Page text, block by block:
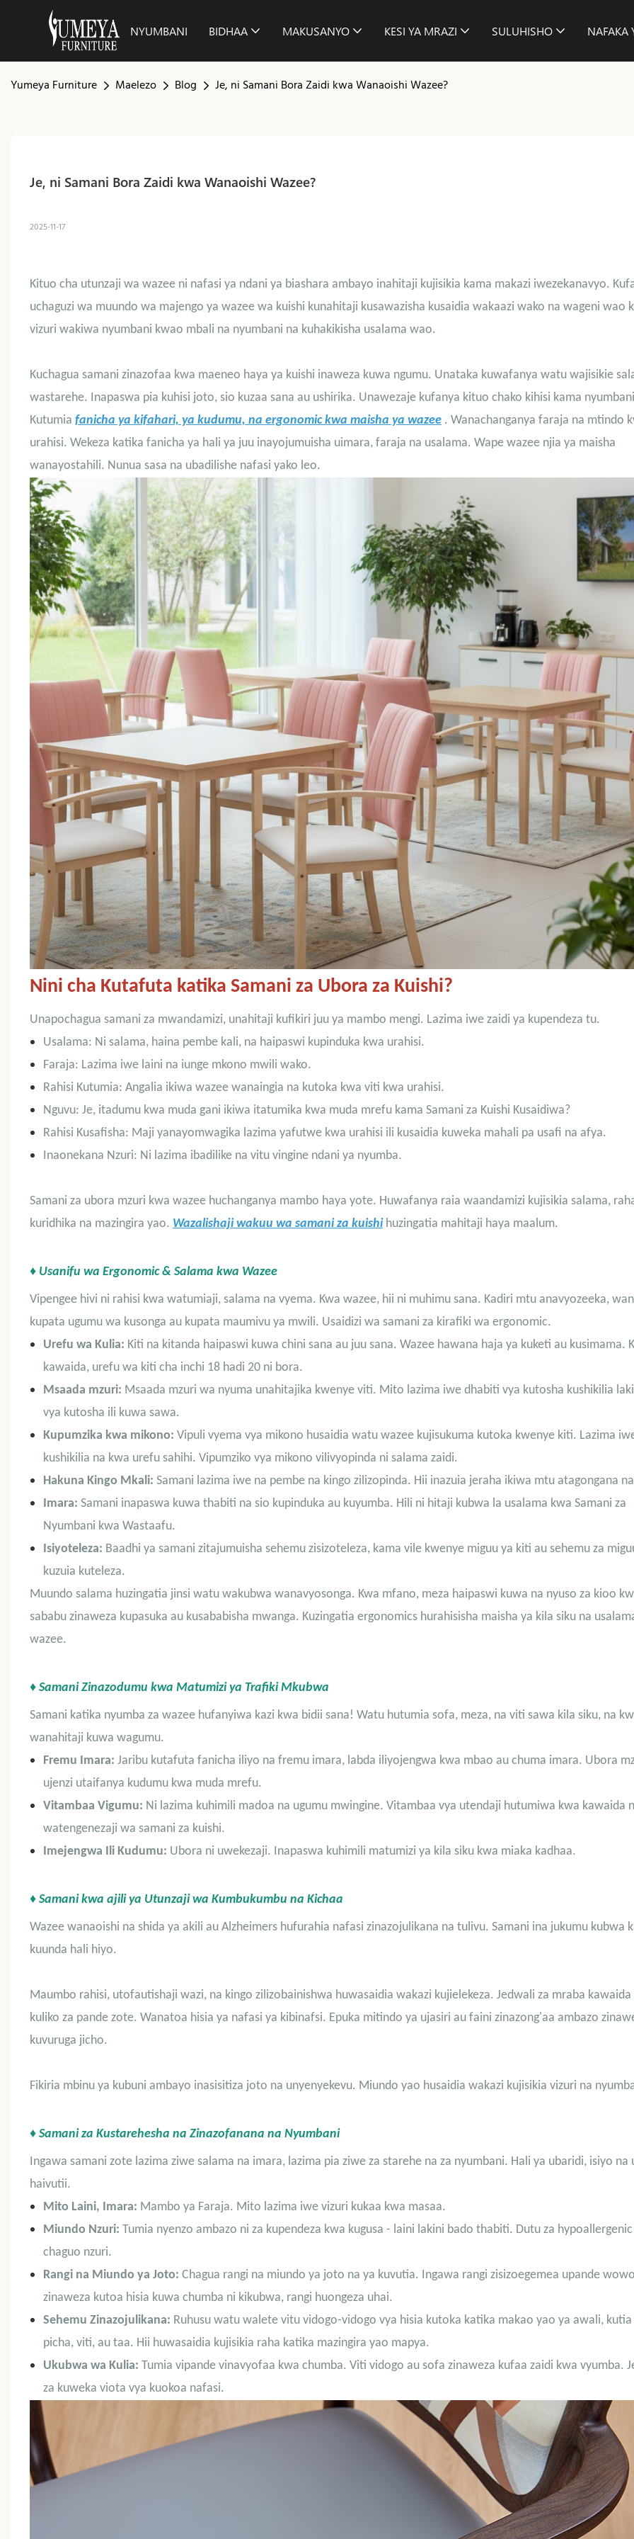
NYUMBANI BIDHAA MAKUSANYO KESI YA MRAZI SULUHISHO NAFAKA
Yumeya Furniture Maelezo Blog Je, ni Samani Bora Zaidi kwa Wanaoishi Wazee?
Je, ni Samani Bora Zaidi kwa Wanaoishi Wazee?
2025-11-17
Kituo cha utunzaji wa wazee ni nafasi ya ndani ya biashara ambayo inahitaji kujisikia kama makazi iwezekanavyo.
uchaguzi wa muundo wa majengo ya wazee wa kuishi kunahitaji kusawazisha kusaidia wakaazi wako na wageni wao
vizuri wakiwa nyumbani kwao mbali na nyumbani na kuhakikisha usalama wao.
Kuchagua samani zinazofaa kwa maeneo haya ya kuishi inaweza kuwa ngumu. Unataka kuwafanya watu wajisikie
wastarehe. Inapaswa pia kuhisi joto, sio kuzaa sana au ushirika. Unawezaje kufanya kituo chako kihisi kama
Kutumia fanicha ya kifahari, ya kudumu, na ergonomic kwa maisha ya wazee. Wanachanganya faraja na mtindo
urahisi. Wekeza katika fanicha ya hali ya juu inayojumuisha uimara, faraja na usalama. Wape wazee njia ya maisha
wanayostahili. Nunua sasa na ubadilishe nafasi yako leo.
Nini cha Kutafuta katika Samani za Ubora za Kuishi?
Unapochagua samani za mwandamizi, unahitaji kufikiri juu ya mambo mengi. Lazima iwe zaidi ya kupendeza tu.
Usalama: Ni salama, haina pembe kali, na haipaswi kupinduka kwa urahisi.
Faraja: Lazima iwe laini na iunge mkono mwili wako.
Rahisi Kutumia: Angalia ikiwa wazee wanaingia na kutoka kwa viti kwa urahisi.
Nguvu: Je, itadumu kwa muda gani ikiwa itatumika kwa muda mrefu kama Samani za Kuishi Kusaidiwa?
Rahisi Kusafisha: Maji yanayomwagika lazima yafutwe kwa urahisi ili kusaidia kuweka mahali pa usafi na afya.
Inaonekana Nzuri: Ni lazima ibadilike na vitu vingine ndani ya nyumba.
Samani za ubora mzuri kwa wazee huchanganya mambo haya yote. Huwafanya raia waandamizi kujisikia salama,
kuridhika na mazingira yao. Wazalishaji wakuu wa samani za kuishihuzingatia mahitaji haya maalum.
♦ Usanifu wa Ergonomic & Salama kwa Wazee
Vipengee hivi ni rahisi kwa watumiaji, salama na vyema. Kwa wazee, hii ni muhimu sana. Kadiri mtu anavyozeeka,
kupata ugumu wa kusonga au kupata maumivu ya mwili. Usaidizi wa samani za kirafiki wa ergonomic.
Urefu wa Kulia: Kiti na kitanda haipaswi kuwa chini sana au juu sana. Wazee hawana haja ya kuketi au kusimama.
kawaida, urefu wa kiti cha inchi 18 hadi 20 ni bora.
Msaada mzuri: Msaada mzuri wa nyuma unahitajika kwenye viti. Mito lazima iwe dhabiti vya kutosha kushikilia
vya kutosha ili kuwa sawa.
Kupumzika kwa mikono: Vipuli vyema vya mikono husaidia watu wazee kujisukuma kutoka kwenye kiti. Lazima
kushikilia na kwa urefu sahihi. Vipumziko vya mikono vilivyopinda ni salama zaidi.
Hakuna Kingo Mkali: Samani lazima iwe na pembe na kingo zilizopinda. Hii inazuia jeraha ikiwa mtu atagongana
Imara: Samani inapaswa kuwa thabiti na sio kupinduka au kuyumba. Hili ni hitaji kubwa la usalama kwa Samani za
Nyumbani kwa Wastaafu.
Isiyoteleza: Baadhi ya samani zitajumuisha sehemu zisizoteleza, kama vile kwenye miguu ya kiti au sehemu za
kuzuia kuteleza.
Muundo salama huzingatia jinsi watu wakubwa wanavyosonga. Kwa mfano, meza haipaswi kuwa na nyuso za kioo
sababu zinaweza kupasuka au kusababisha mwanga. Kuzingatia ergonomics hurahisisha maisha ya kila siku na
wazee.
♦ Samani Zinazodumu kwa Matumizi ya Trafiki Mkubwa
Samani katika nyumba za wazee hufanyiwa kazi kwa bidii sana! Watu hutumia sofa, meza, na viti sawa kila siku, na
wanahitaji kuwa wagumu.
Fremu Imara: Jaribu kutafuta fanicha iliyo na fremu imara, labda iliyojengwa kwa mbao au chuma imara. Ubora
ujenzi utaifanya kudumu kwa muda mrefu.
Vitambaa Vigumu: Ni lazima kuhimili madoa na ugumu mwingine. Vitambaa vya utendaji hutumiwa kwa kawaida
watengenezaji wa samani za kuishi.
Imejengwa Ili Kudumu: Ubora ni uwekezaji. Inapaswa kuhimili matumizi ya kila siku kwa miaka kadhaa.
♦ Samani kwa ajili ya Utunzaji wa Kumbukumbu na Kichaa
Wazee wanaoishi na shida ya akili au Alzheimers hufurahia nafasi zinazojulikana na tulivu. Samani ina jukumu kubwa
kuunda hali hiyo.
Maumbo rahisi, utofautishaji wazi, na kingo zilizobainishwa huwasaidia wakazi kujielekeza. Jedwali za mraba
kuliko za pande zote. Wanatoa hisia ya nafasi ya kibinafsi. Epuka mitindo ya ujasiri au faini zinazong'aa ambazo
kuvuruga jicho.
Fikiria mbinu ya kubuni ambayo inasisitiza joto na unyenyekevu. Miundo yao husaidia wakazi kujisikia vizuri na
♦ Samani za Kustarehesha na Zinazofanana na Nyumbani
Ingawa samani zote lazima ziwe salama na imara, lazima pia ziwe za starehe na za nyumbani. Hali ya ubaridi, isiyo na
haivutii.
Mito Laini, Imara: Mambo ya Faraja. Mito lazima iwe vizuri kukaa kwa masaa.
Miundo Nzuri: Tumia nyenzo ambazo ni za kupendeza kwa kugusa - laini lakini bado thabiti. Dutu za
chaguo nzuri.
Rangi na Miundo ya Joto: Chagua rangi na miundo ya joto na ya kuvutia. Ingawa rangi zisizoegemea upande
zinaweza kutoa hisia kuwa chumba ni kikubwa, rangi huongeza uhai.
Sehemu Zinazojulikana: Ruhusu watu walete vitu vidogo-vidogo vya hisia kutoka katika makao yao ya awali,
picha, viti, au taa. Hii huwasaidia kujisikia raha katika mazingira yao mapya.
Ukubwa wa Kulia: Tumia vipande vinavyofaa kwa chumba. Viti vidogo au sofa zinaweza kufaa zaidi kwa vyumba.
za kuweka viota vya kuokoa nafasi.